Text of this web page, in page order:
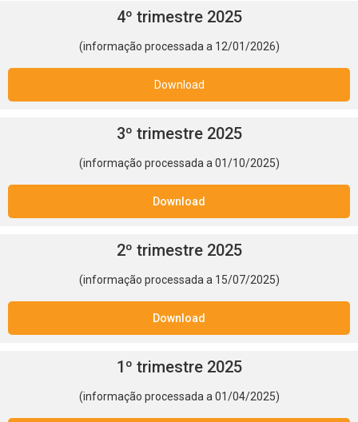
4º trimestre 2025
(informação processada a 12/01/2026)
Download
3º trimestre 2025
(informação processada a 01/10/2025)
Download
2º trimestre 2025
(informação processada a 15/07/2025)
Download
1º trimestre 2025
(informação processada a 01/04/2025)